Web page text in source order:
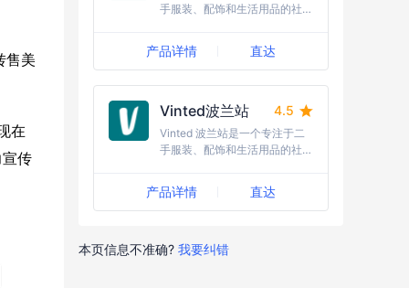
售美
在
传
手服装、配饰和生活用品的社区
产品详情 直达
Vinted波兰站 4.5
Vinted 波兰站是一个专注于二
手服装、配饰和生活用品的社区
产品详情 直达
本页信息不准确? 我要纠错